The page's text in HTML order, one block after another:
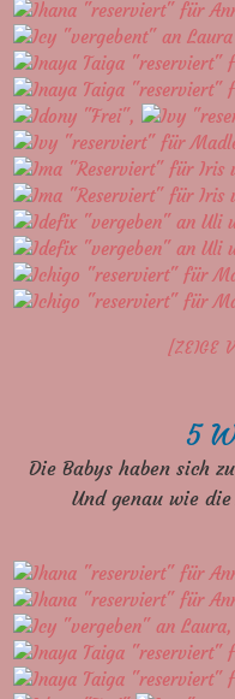
[ZEIGE
5
Die Babys haben sich
Und genau wie